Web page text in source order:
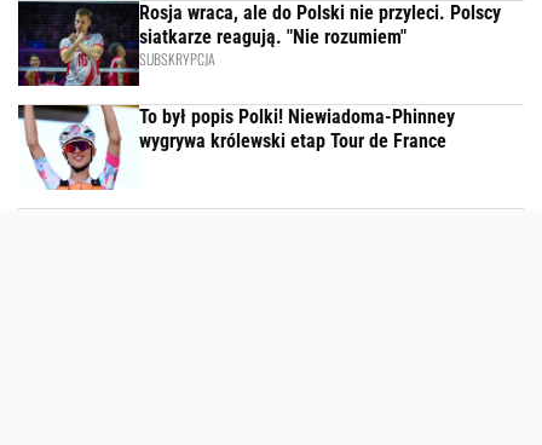
Rosja wraca, ale do Polski nie przyleci. Polscy
siatkarze reagują. "Nie rozumiem"
SUBSKRYPCJA
To był popis Polki! Niewiadoma-Phinney
wygrywa królewski etap Tour de France